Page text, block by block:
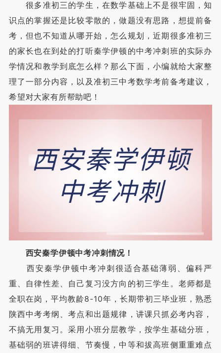
很多准初三的学生，在数学基础上不是很牢固，知
识点的掌握还是比较零散的，做题没有思路，想提前备
考，但也不知道从哪开始，怎么规划，近期很多准初三
的家长也在到处的打听秦学伊顿的中考冲刺班的实际办
学情况和教学到底怎么样？那么下面，小编就给大家整
理了一部分内容，以及准初三中考数学考前备考建议，
希望对大家有所帮助吧！
西安秦学伊顿中考冲刺情况！
西安秦学伊顿中考冲刺很适合基础薄弱、偏科严
重、自律性差、自己复习没方向的初三学生。老师都是
全职在岗，平均教龄8-10年，长期带初三毕业班，熟悉
陕西中考考纲、考点和出题规律，讲课只抓必考内容，
不搞无用复习。采用小班分层教学，按学生基础分班，
基础弱的班讲得细、节奏慢，中等和拔高班侧重重难点